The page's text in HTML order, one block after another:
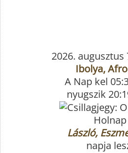
2026. augusztus
Ibolya,
A Nap kel
nyugszik
Holnap
László,
napja